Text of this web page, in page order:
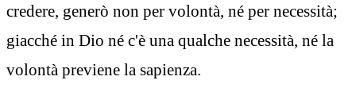
credere, generò non per volontà, né per necessità;
giacché in Dio né c'è una qualche necessità, né la
volontà previene la sapienza.